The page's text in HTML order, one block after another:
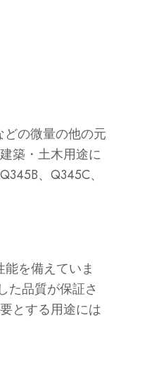
の微量の他の元
築・土木用途に
、Q345C、
を備えていま
た品質が保証さ
とする用途には